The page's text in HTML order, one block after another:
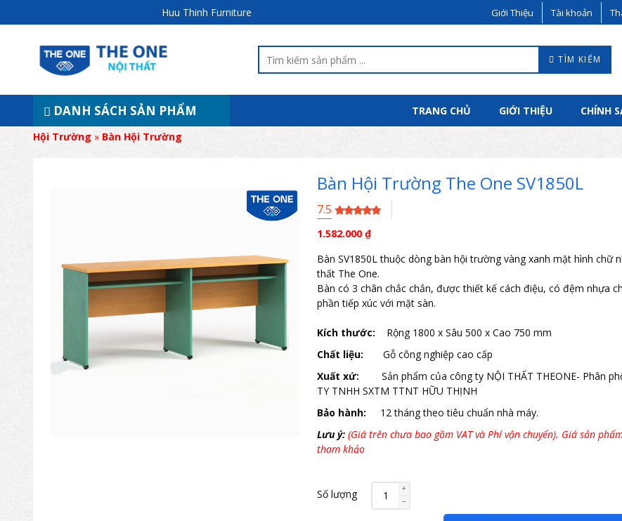
Huu Thinh Furniture Giới Thiệu Tài khoản
TÌM KIẾM
DANH SÁCH SẢN PHẨM TRANG CHỦ GIỚI THIỆU CHÍNH
Hội Trường » Bàn Hội Trường
Bàn Hội Trường The One SV1850L
7.5
1.582.000₫
Bàn SV1850L thuộc dòng bàn hội trường vàng xanh mặt hình chữ
thất The One.
Bàn có 3 chân chắc chắn, được thiết kế cách điệu, có đệm nhựa
phần tiếp xúc với mặt sàn.
Kích thước: Rộng 1800 x Sâu 500 x Cao 750 mm
Chất liệu:
Gỗ công nghiệp cao cấp
Xuất xứ:
Sản phẩm của công ty NỘI THẤT THEONE- Phân
TY TNHH SXTM TTNT HỮU THỊNH
Bảo hành:
12 tháng theo tiêu chuẩn nhà máy.
Lưu ý: (Giá trên chưa bao gồm VAT và Phí vận chuyển). Giá sản
tham khảo
Số lượng